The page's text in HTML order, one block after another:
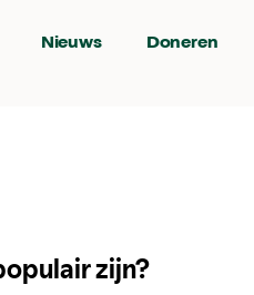
Nieuws Doneren